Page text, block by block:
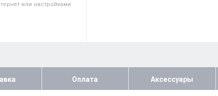
или настройками
Оплата Аксессуары